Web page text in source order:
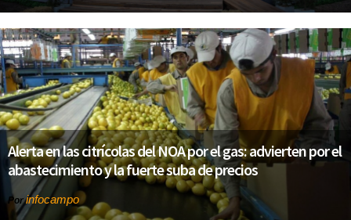
Alerta en las citrícolas del NOA por el gas: advierten por el
abastecimiento y la fuerte suba de precios
Porinfocampo